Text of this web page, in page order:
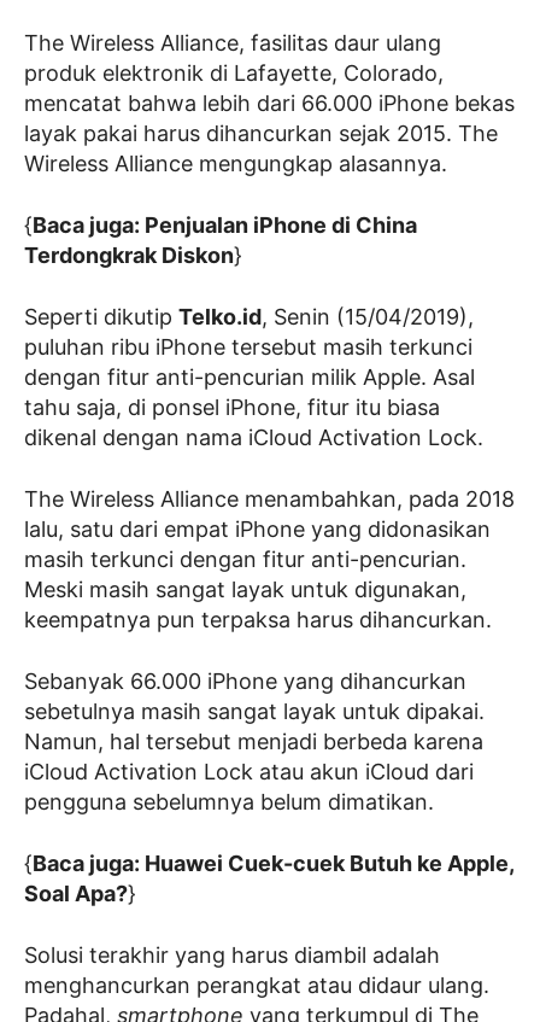
The Wireless Alliance, fasilitas daur ulang
produk elektronik di Lafayette, Colorado,
mencatat bahwa lebih dari 66.000 iPhone bekas
layak pakai harus dihancurkan sejak 2015. The
Wireless Alliance mengungkap alasannya.
{Baca juga: Penjualan iPhone di China
Terdongkrak Diskon}
Seperti dikutip Telko.id, Senin (15/04/2019),
puluhan ribu iPhone tersebut masih terkunci
dengan fitur anti-pencurian milik Apple. Asal
tahu saja, di ponsel iPhone, fitur itu biasa
dikenal dengan nama iCloud Activation Lock.
The Wireless Alliance menambahkan, pada 2018
lalu, satu dari empat iPhone yang didonasikan
masih terkunci dengan fitur anti-pencurian.
Meski masih sangat layak untuk digunakan,
keempatnya pun terpaksa harus dihancurkan.
Sebanyak 66.000 iPhone yang dihancurkan
sebetulnya masih sangat layak untuk dipakai.
Namun, hal tersebut menjadi berbeda karena
iCloud Activation Lock atau akun iCloud dari
pengguna sebelumnya belum dimatikan.
{Baca juga: Huawei Cuek-cuek Butuh ke Apple,
Soal Apa?}
Solusi terakhir yang harus diambil adalah
menghancurkan perangkat atau didaur ulang.
Padahal, smartphone yang terkumpul di The